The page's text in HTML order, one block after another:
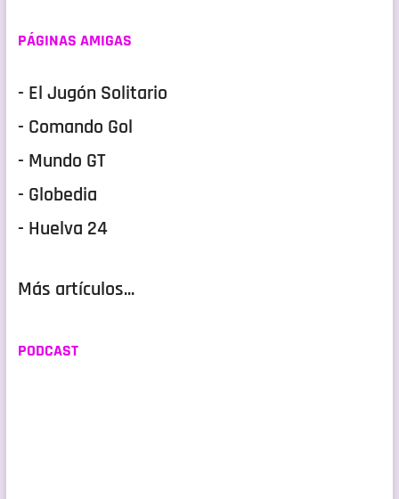
PÁGINAS AMIGAS
- El Jugón Solitario
- Comando Gol
- Mundo GT
- Globedia
- Huelva 24
Más artículos...
PODCAST